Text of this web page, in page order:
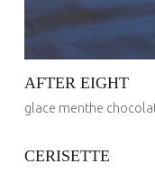
AFTER EIGHT
glace menthe
CERISETTE